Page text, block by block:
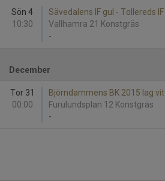
Sön 4
10:30
Sävedalens IF gul - Tollereds IF
Vallhamra 21 Konstgräs
-
December
Tor 31
00:00
Björndammens BK 2015 lag
Furulundsplan 12 Konstgräs
-